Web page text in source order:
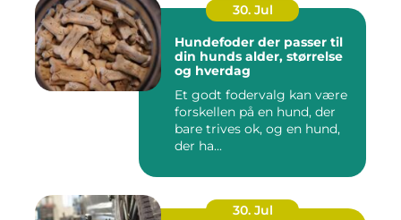
30. Jul
Hundefoder der passer til
din hunds alder, størrelse
og hverdag
Et godt fodervalg kan være
forskellen på en hund, der
bare trives ok, og en hund,
der ha...
30. Jul